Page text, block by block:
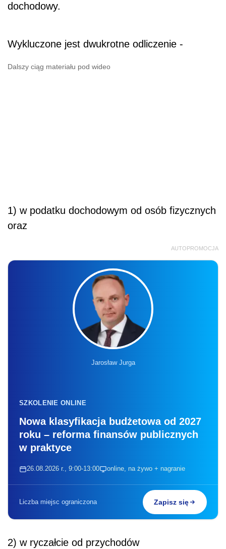
dochodowy.
Wykluczone jest dwukrotne odliczenie -
Dalszy ciąg materiału pod wideo
1) w podatku dochodowym od osób fizycznych
oraz
AUTOPROMOCJA
Jarosław Jurga
SZKOLENIE ONLINE
Nowa klasyfikacja budżetowa od 2027
roku – reforma finansów publicznych
w praktyce
26.08.2026 r., 9:00-13:00 online, na żywo + nagranie
Liczba miejsc ograniczona Zapisz się
2) w ryczałcie od przychodów